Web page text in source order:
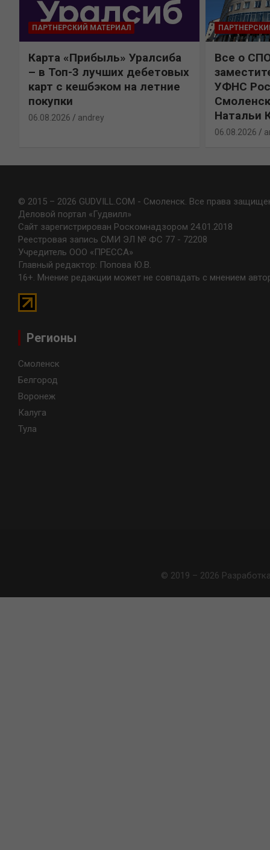
ПАРТНЕРСКИЙ МАТЕРИАЛ
Карта «Прибыль» Уралсиба
– в Топ-3 лучших дебетовых
карт с кешбэком на летние
покупки
06.08.2026 andrey
Все о
УФНС
Натальи
06.08.2026
© 2015 – 2026 GUDVILL.COM - Смоленск. Все права
Деловой портал «Гудвилл»
Сайт зарегистрирован Роскомнадзором 24.01.2018
Реестровая запись СМИ ЭЛ № ФС 77 - 72208
Учредитель ООО «ПРЕССА»
Главный редактор: Попова Ю.В.
16+. Мнение редакции может не совпадать с мнением
Регионы
Смоленск
Белгород
Воронеж
Калуга
Тула
© 2019 – 2026